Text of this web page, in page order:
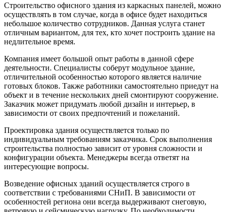
Строительство офисного здания из каркасных панелей, можно
осуществлять в том случае, когда в офисе будет находиться
небольшое количество сотрудников. Данная услуга станет
отличным вариантом, для тех, кто хочет построить здание на
недлительное время.
Компания имеет большой опыт работы в данной сфере
деятельности. Специалисты соберут модульное здание,
отличительной особенностью которого является наличие
готовых блоков. Также работники самостоятельно приедут на
объект и в течение нескольких дней смонтируют сооружение.
Заказчик может придумать любой дизайн и интерьер, в
зависимости от своих предпочтений и пожеланий.
Проектировка здания осуществляется только по
индивидуальным требованиям заказчика. Срок выполнения
строительства полностью зависит от уровня сложности и
конфигурации объекта. Менеджеры всегда ответят на
интересующие вопросы.
Возведение офисных зданий осуществляется строго в
соответствии с требованиями СНиП. В зависимости от
особенностей региона они всегда выдерживают снеговую,